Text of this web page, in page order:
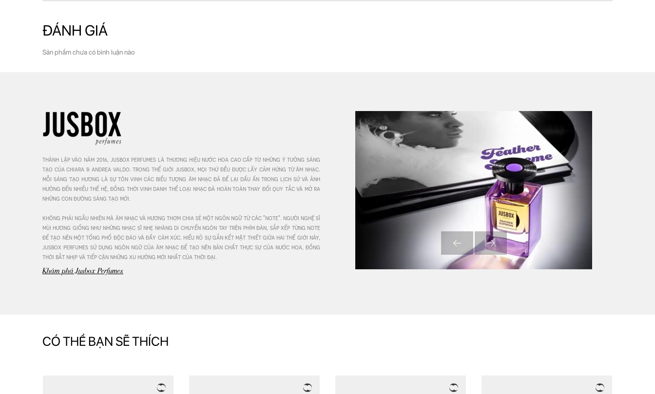
ĐÁNH GIÁ
Sản phẩm chưa có bình luận nào
thành lập vào năm 2016, jusbox perfumes là thương hiệu nước hoa cao cấp từ những ý tưởng sáng
tạo của chiara & andrea valdo. trong thế giới jusbox, mọi thứ đều được lấy cảm hứng từ âm nhạc.
mỗi sáng tạo hương là sự tôn vinh các biểu tượng âm nhạc đã để lại dấu ấn trong lịch sử và ảnh
hưởng đến nhiều thế hệ, đồng thời vinh danh thể loại nhạc đã hoàn toàn thay đổi quy tắc và mở ra
những con đường sáng tạo mới.
không phải ngẫu nhiên mà âm nhạc và hương thơm chia sẻ một ngôn ngữ từ các "note". người nghệ sĩ
mùi hương giống như những nhạc sĩ nhẹ nhàng di chuyển ngón tay trên phím đàn, sắp xếp từng note
để tạo nên một tổng phổ độc đáo và đầy cảm xúc. hiểu rõ sự gắn kết mật thiết giữa hai thế giới này,
jusbox perfumes sử dụng ngôn ngữ của âm nhạc để tạo nên bản chất thực sự của nước hoa, đồng
thời bắt nhịp và tiếp cận những xu hướng mới nhất của thời đại.
Khám phá Jusbox Perfumes
Prev
CÓ THỂ BẠN SẼ THÍCH